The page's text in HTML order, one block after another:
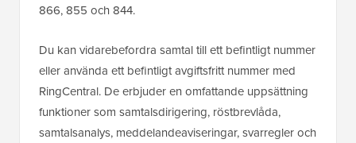
866, 855 och 844.
Du kan vidarebefordra samtal till ett befintligt nummer
eller använda ett befintligt avgiftsfritt nummer med
RingCentral. De erbjuder en omfattande uppsättning
funktioner som samtalsdirigering, röstbrevlåda,
samtalsanalys, meddelandeaviseringar, svarregler och